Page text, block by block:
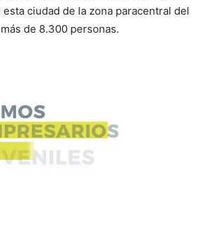
ciudad de la zona paracentral del
de 8.300 personas.